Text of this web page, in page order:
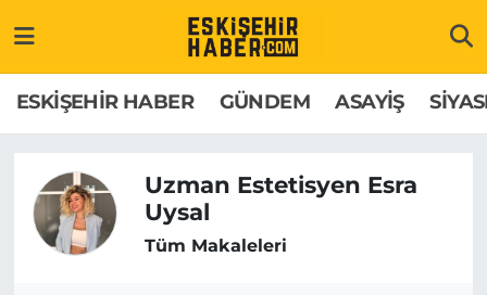
ESKİŞEHİR HABER GÜNDEM ASAYİŞ
Uzman Estetisyen Esra
Uysal
Tüm Makaleleri
GÜNDEM
ASAYİŞ
SİYASET
Hakkımızda
İletişim
Künye
Odunpazarı Trafik Yoğunluk Haritası
Süper Lig Puan Durumu ve Fikstür
Tüm Manşetler